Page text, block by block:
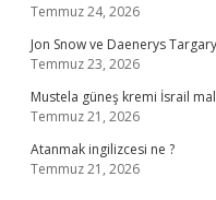
Temmuz 24, 2026
Jon Snow ve Daenerys
Temmuz 23, 2026
Mustela güneş kremi İsrail
Temmuz 21, 2026
Atanmak ingilizcesi ne ?
Temmuz 21, 2026